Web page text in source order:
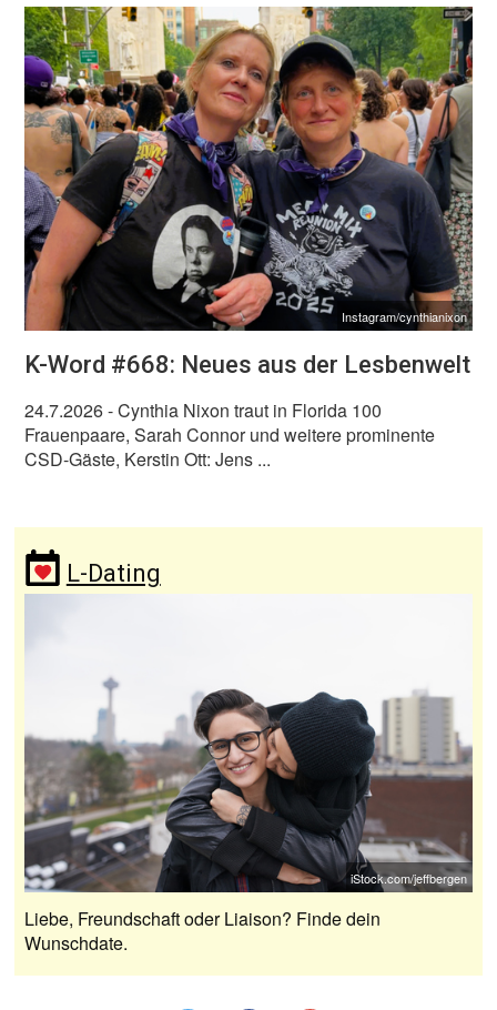
Instagram/cynthianixon
K-Word #668: Neues aus der Lesbenwelt
24.7.2026- Cynthia Nixon traut in Florida 100
Frauenpaare, Sarah Connor und weitere prominente
CSD-Gäste, Kerstin Ott: Jens ...
L-Dating
iStock.com/jeffbergen
Liebe, Freundschaft oder Liaison? Finde dein
Wunschdate.